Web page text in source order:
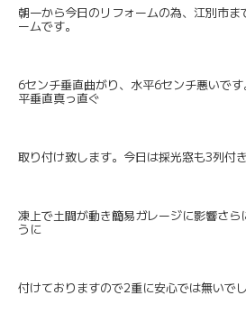
朝一から今日のリフォームの為、江別市ま
ームです。
6センチ垂直曲がり、水平6センチ悪いで
平垂直真っ直ぐ
取り付け致します。今日は採光窓も3列付
凍上で土間が動き簡易ガレージに影響さ
うに
付けておりますので2重に安心では無いでし